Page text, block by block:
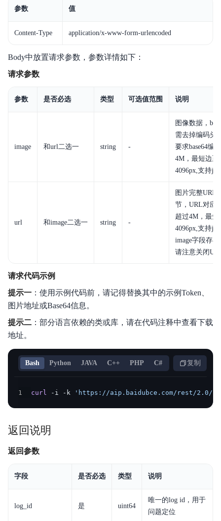
参数 值
Content-Type application/x-www-form-urlencoded
Body中放置请求参数，参数详情如下：
请求参数
参数 是否必选 类型 可选值范围 说明
image 和url二选一 string -
图像数据，
需去掉编码头
要求base64编
4M，最短边至
4096px,支持
url 和image二选一 string -
图片完整URL
节，URL对应
超过4M，最
4096px,支持
image字段存
请注意关闭
请求代码示例
提示一 ：使用示例代码前，请记得替换其中的示例Token、
图片地址或Base64信息。
提示二 ：部分语言依赖的类或库，请在代码注释中查看下载
地址。
Bash Python JAVA C++ PHP C# 复制
1 curl -i -k 'https://aip.baidubce.com/rest/2.0/ocr/
返回说明
返回参数
字段 是否必选 类型 说明
log_id 是 uint64
唯一的log id，用于
问题定位